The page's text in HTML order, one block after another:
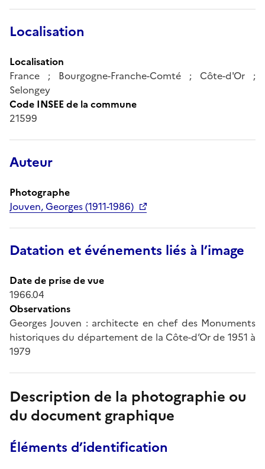
Localisation
Localisation
France ; Bourgogne-Franche-Comté ; Côte-d'Or ;
Selongey
Code INSEE de la commune
21599
Auteur
Photographe
Jouven, Georges (1911-1986)
Datation et événements liés à l’image
Date de prise de vue
1966.04
Observations
Georges Jouven : architecte en chef des Monuments
historiques du département de la Côte-d’Or de 1951 à
1979
Description de la photographie ou
du document graphique
Éléments d’identification